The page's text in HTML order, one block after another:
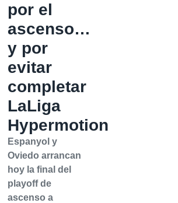
por el
ascenso…
y por
evitar
completar
LaLiga
Hypermotion
Espanyol y
Oviedo arrancan
hoy la final del
playoff de
ascenso a